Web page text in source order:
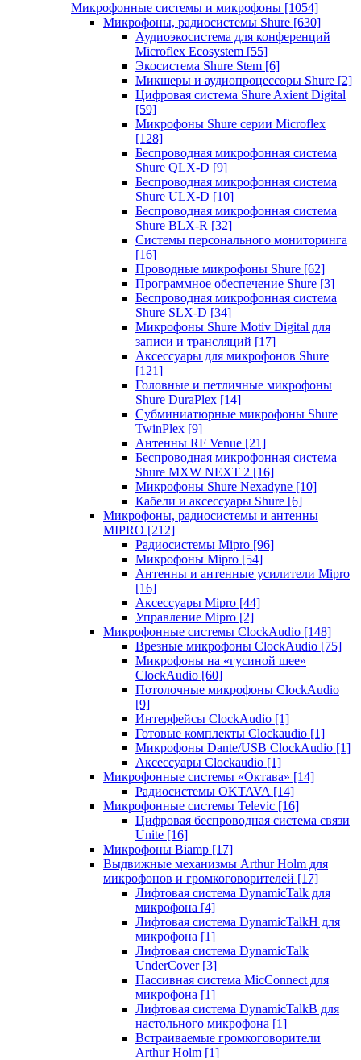
Микрофонные системы и микрофоны [1054]
Микрофоны, радиосистемы Shure [630]
Аудиоэкосистема для конференций
Microflex Ecosystem [55]
Экосистема Shure Stem [6]
Микшеры и аудиопроцессоры Shure [2]
Цифровая система Shure Axient Digital
[59]
Микрофоны Shure серии Microflex
[128]
Беспроводная микрофонная система
Shure QLX-D [9]
Беспроводная микрофонная система
Shure ULX-D [10]
Беспроводная микрофонная система
Shure BLX-R [32]
Системы персонального мониторинга
[16]
Проводные микрофоны Shure [62]
Программное обеспечение Shure [3]
Беспроводная микрофонная система
Shure SLX-D [34]
Микрофоны Shure Motiv Digital для
записи и трансляций [17]
Аксессуары для микрофонов Shure
[121]
Головные и петличные микрофоны
Shure DuraPlex [14]
Субминиатюрные микрофоны Shure
TwinPlex [9]
Антенны RF Venue [21]
Беспроводная микрофонная система
Shure MXW NEXT 2 [16]
Микрофоны Shure Nexadyne [10]
Кабели и аксессуары Shure [6]
Микрофоны, радиосистемы и антенны
MIPRO [212]
Радиосистемы Mipro [96]
Микрофоны Mipro [54]
Антенны и антенные усилители Mipro
[16]
Аксессуары Mipro [44]
Управление Mipro [2]
Микрофонные системы ClockAudio [148]
Врезные микрофоны ClockAudio [75]
Микрофоны на «гусиной шее»
ClockAudio [60]
Потолочные микрофоны ClockAudio
[9]
Интерфейсы ClockAudio [1]
Готовые комплекты Clockaudio [1]
Микрофоны Dante/USB ClockAudio [1]
Аксессуары Clockaudio [1]
Микрофонные системы «Октава» [14]
Радиосистемы OKTAVA [14]
Микрофонные системы Televic [16]
Цифровая беспроводная система связи
Unite [16]
Микрофоны Biamp [17]
Выдвижные механизмы Arthur Holm для
микрофонов и громкоговорителей [17]
Лифтовая система DynamicTalk для
микрофона [4]
Лифтовая система DynamicTalkH для
микрофона [1]
Лифтовая система DynamicTalk
UnderCover [3]
Пассивная система MicConnect для
микрофона [1]
Лифтовая система DynamicTalkB для
настольного микрофона [1]
Встраиваемые громкоговорители
Arthur Holm [1]